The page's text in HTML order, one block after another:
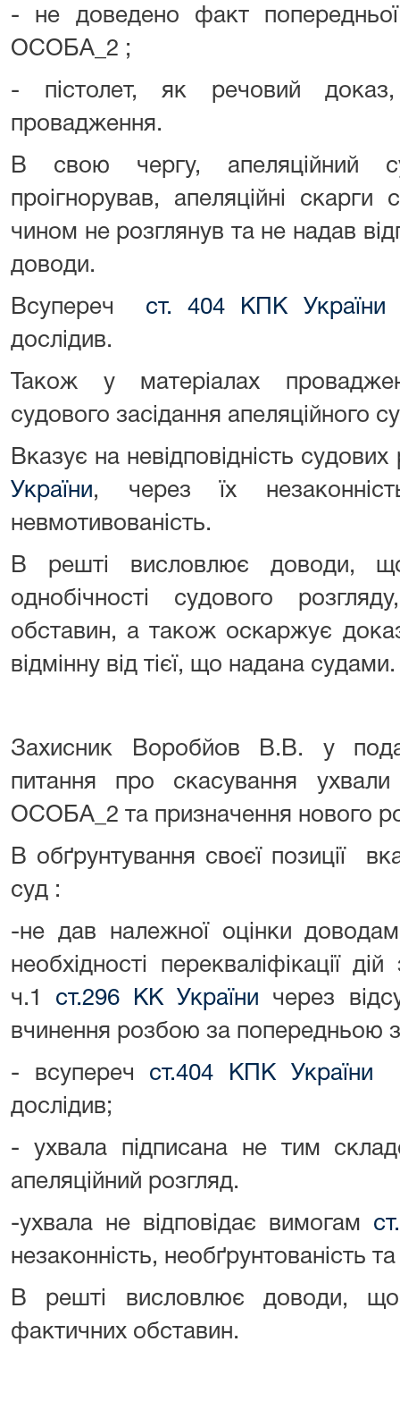
- не доведено факт
ОСОБА_2 ;
- пістолет, як речовий доказ,
провадження.
В свою чергу, апеляційний
проігнорував, апеляційні
чином не розглянув та не надав
доводи.
Всупереч ст. 404 КПК України
дослідив.
Також у матеріалах
судового засідання апеляційного
Вказує на невідповідність
України, через їх
невмотивованість.
В решті висловлює доводи,
однобічності судового
обставин, а також оскаржує
відмінну від тієї, що надана судами.
Захисник Воробйов В.В. у
питання про скасування
ОСОБА_2 та призначення нового
В обґрунтування своєї позиції
суд :
-не дав належної оцінки
необхідності перекваліфікації
ч.1 ст.296 КК України через
вчинення розбою за попередньою
- всупереч ст.404 КПК України
дослідив;
- ухвала підписана не тим
апеляційний розгляд.
-ухвала не відповідає вимогам
незаконність, необґрунтованість
В решті висловлює доводи, що
фактичних обставин.